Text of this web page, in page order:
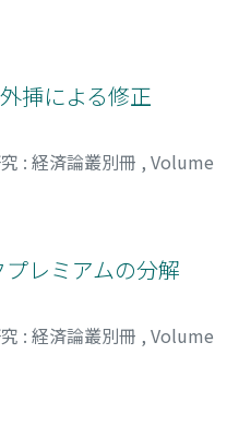
挿による修正
: 経済論叢別冊 , Volume
レミアムの分解
: 経済論叢別冊 , Volume